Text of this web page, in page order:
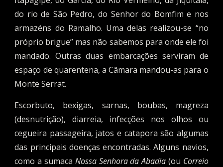
do rio de São Pedro, do Senhor do Bomfim e nos
armazéns do Ramalho. Uma delas realizou-se “no
próprio brigue” mas não sabemos para onde ele foi
mandado. Outras duas embarcações serviram de
espaço de quarentena, a Câmara mandou-as para o
MonteSerrat.
Escorbuto, bexigas, sarnas, boubas, magreza
(desnutrição), diarreia, infecções nos olhos ou
cegueira passageira, jatos e catapora são algumas
das principais doenças encontradas. Alguns navios,
como a sumaca Nossa Senhora da Abadia (ou Correio